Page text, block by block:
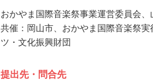
おかやま国際音楽祭事業運営委員会、
共催：岡山市、おかやま国際音楽祭
ツ・文化振興財団
提出先・問合先